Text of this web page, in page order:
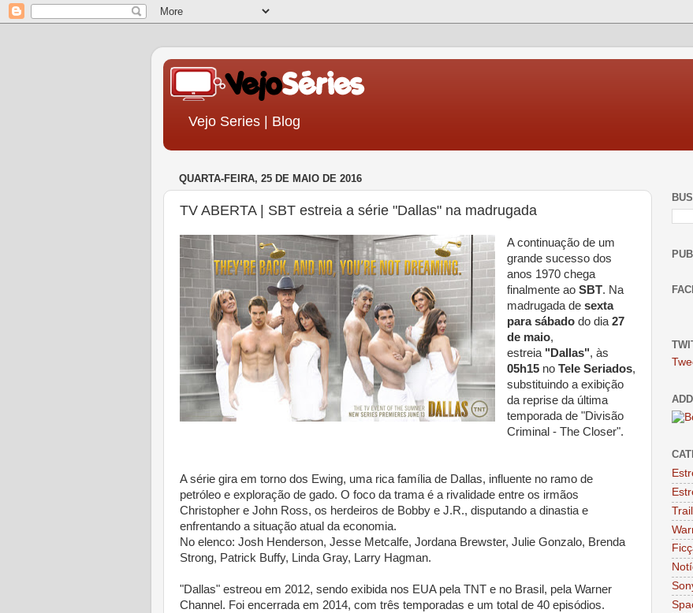
Vejo Series | Blog
QUARTA-FEIRA, 25 DE MAIO DE 2016
TV ABERTA | SBT estreia a série "Dallas" na madrugada
A continuação de um
grande sucesso dos
anos 1970 chega
finalmente ao SBT. Na
madrugada de sexta
para sábadodo dia 27
de maio,
estreia "Dallas", às
05h15 no Tele Seriados,
substituindo a exibição
da reprise da última
temporada de "Divisão
Criminal - The Closer".
A série gira em torno dos Ewing, uma rica família de Dallas, influente no ramo de
petróleo e exploração de gado. O foco da trama é a rivalidade entre os irmãos
Christopher e John Ross, os herdeiros de Bobby e J.R., disputando a dinastia e
enfrentando a situação atual da economia.
No elenco: Josh Henderson, Jesse Metcalfe, Jordana Brewster, Julie Gonzalo, Brenda
Strong, Patrick Buffy, Linda Gray, Larry Hagman.
"Dallas" estreou em 2012, sendo exibida nos EUA pela TNT e no Brasil, pela Warner
Channel. Foi encerrada em 2014, com três temporadas e um total de 40 episódios.